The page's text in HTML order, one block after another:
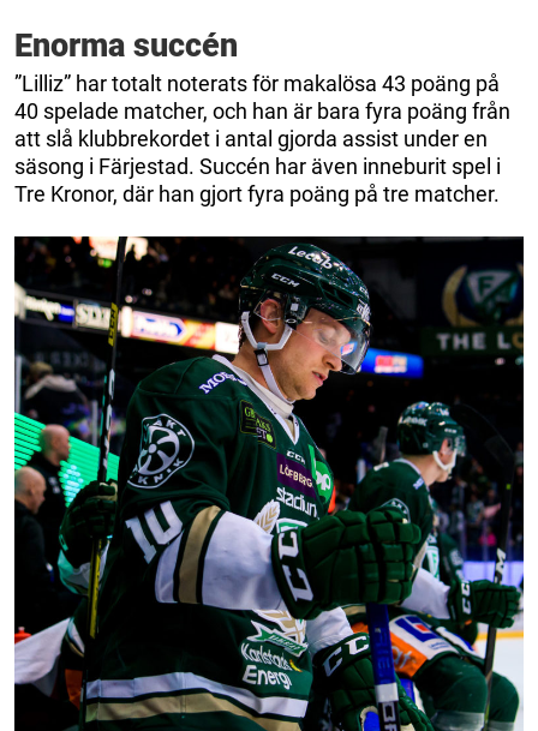
Enorma succén
”Lilliz” har totalt noterats för makalösa 43 poäng på
40 spelade matcher, och han är bara fyra poäng från
att slå klubbrekordet i antal gjorda assist under en
säsong i Färjestad. Succén har även inneburit spel i
Tre Kronor, där han gjort fyra poäng på tre matcher.